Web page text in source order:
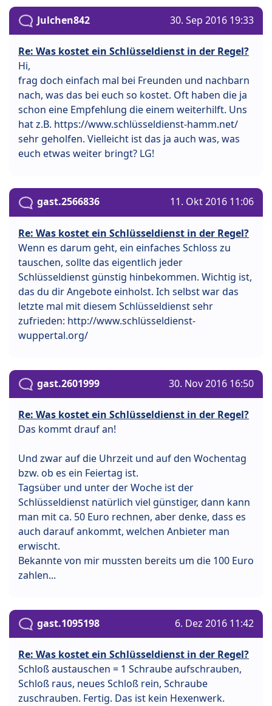
Julchen842 30. Sep 2016 19:33
Re: Was kostet ein Schlüsseldienst in der Regel?
Hi,
frag doch einfach mal bei Freunden und nachbarn
nach, was das bei euch so kostet. Oft haben die ja
schon eine Empfehlung die einem weiterhilft. Uns
hat z.B. https://www.schlüsseldienst-hamm.net/
sehr geholfen. Vielleicht ist das ja auch was, was
euch etwas weiter bringt? LG!
gast.2566836 11. Okt 2016 11:06
Re: Was kostet ein Schlüsseldienst in der Regel?
Wenn es darum geht, ein einfaches Schloss zu
tauschen, sollte das eigentlich jeder
Schlüsseldienst günstig hinbekommen. Wichtig ist,
das du dir Angebote einholst. Ich selbst war das
letzte mal mit diesem Schlüsseldienst sehr
zufrieden: http://www.schlüsseldienst-
wuppertal.org/
gast.2601999 30. Nov 2016 16:50
Re: Was kostet ein Schlüsseldienst in der Regel?
Das kommt drauf an!
Und zwar auf die Uhrzeit und auf den Wochentag
bzw. ob es ein Feiertag ist.
Tagsüber und unter der Woche ist der
Schlüsseldienst natürlich viel günstiger, dann kann
man mit ca. 50 Euro rechnen, aber denke, dass es
auch darauf ankommt, welchen Anbieter man
erwischt.
Bekannte von mir mussten bereits um die 100 Euro
zahlen...
gast.1095198 6. Dez 2016 11:42
Re: Was kostet ein Schlüsseldienst in der Regel?
Schloß austauschen = 1 Schraube aufschrauben,
Schloß raus, neues Schloß rein, Schraube
zuschrauben. Fertig. Das ist kein Hexenwerk.